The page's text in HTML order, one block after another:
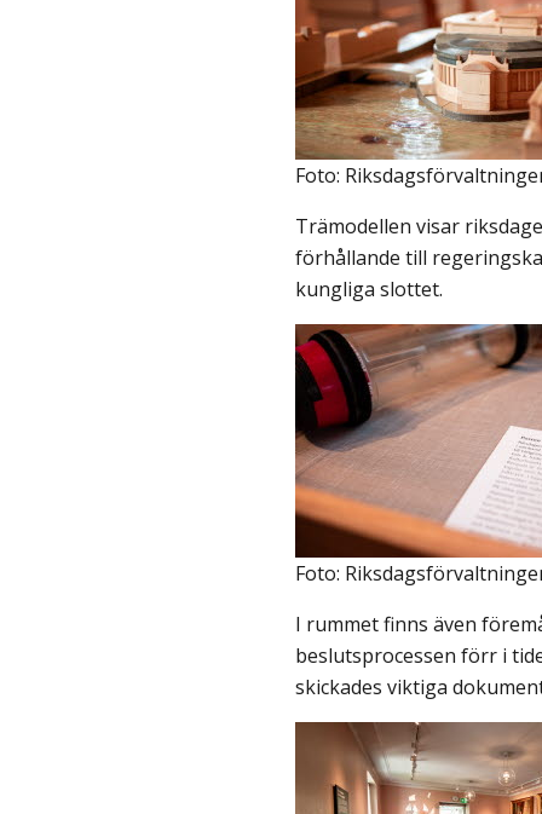
Foto:
Trämodellen visar
förhållande till
kungliga slottet.
Foto:
I rummet finns även
beslutsprocessen förr i
skickades viktiga